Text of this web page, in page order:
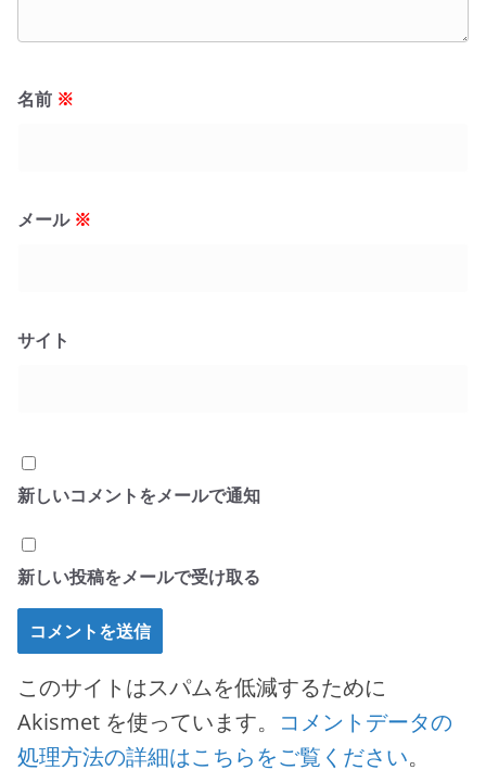
名前 ※
メール ※
サイト
新しいコメントをメールで通知
新しい投稿をメールで受け取る
このサイトはスパムを低減するために
Akismet を使っています。 コメントデータの
処理方法の詳細はこちらをご覧ください。